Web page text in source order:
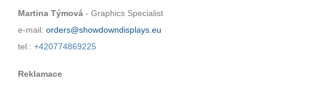
Martina Týmová - Graphics Specialist
e-mail: orders@showdowndisplays.eu
tel.: +420774869225
Reklamace